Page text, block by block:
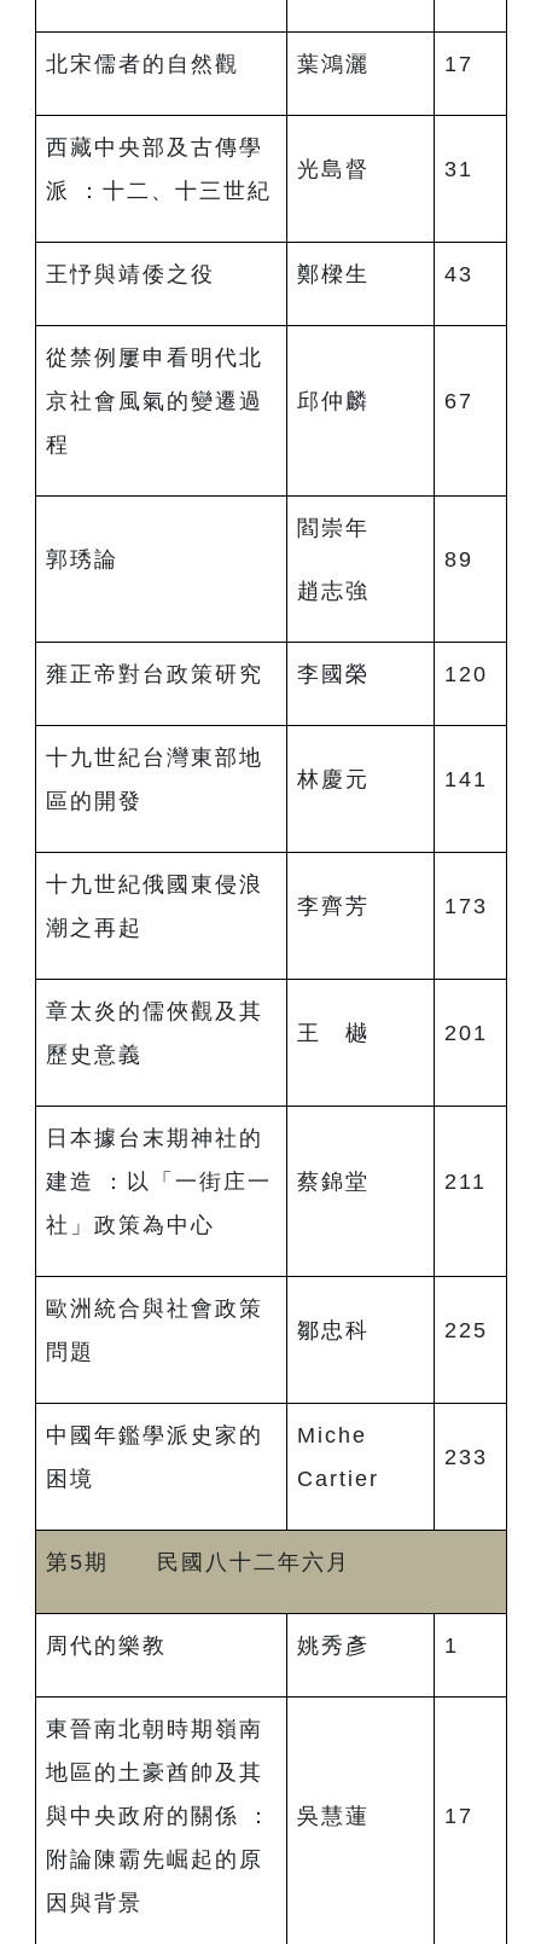
北宋儒者的自然觀 葉鴻灑 17
西藏中央部及古傳學
派 ：十二、十三世紀
光島督 31
王忬與靖倭之役 鄭樑生 43
從禁例屢申看明代北
京社會風氣的變遷過
程
邱仲麟 67
郭琇論
閻崇年
趙志強
89
雍正帝對台政策研究 李國榮 120
十九世紀台灣東部地
區的開發
林慶元 141
十九世紀俄國東侵浪
潮之再起
李齊芳 173
章太炎的儒俠觀及其
歷史意義
王 樾 201
日本據台末期神社的
建造 ：以「一街庄一
社」政策為中心
蔡錦堂 211
歐洲統合與社會政策
問題
鄒忠科 225
中國年鑑學派史家的
困境
Miche
Cartier
233
第5期 民國八十二年六月
周代的樂教 姚秀彥 1
東晉南北朝時期嶺南
地區的土豪酋帥及其
與中央政府的關係 ：
附論陳霸先崛起的原
因與背景
吳慧蓮 17